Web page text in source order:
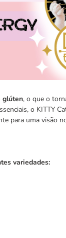
glúten, o que o
o KITTY
para uma visão
variedades: